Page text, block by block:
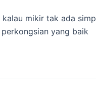
kalau mikir tak ada
yang baik